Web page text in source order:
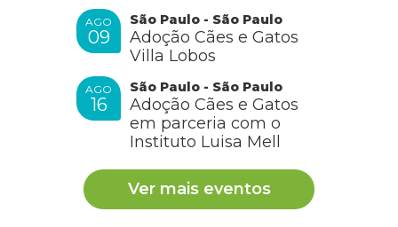
AGO
09
São Paulo - São Paulo
Adoção Cães e Gatos
Villa Lobos
AGO
16
São Paulo - São Paulo
Adoção Cães e Gatos
em parceria com o
Instituto Luisa Mell
Ver mais eventos